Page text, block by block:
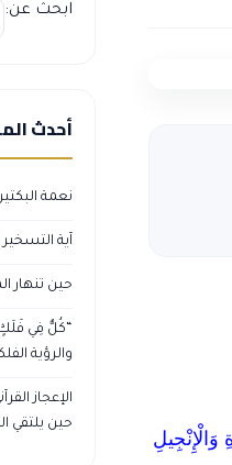
وَالْإِنْجِيلِ
ابحث عن:
أحدث
نعمة
آية
حين تنهار
“كُلٌّ فِي
والرؤية
الإعجاز
حين يلتقي